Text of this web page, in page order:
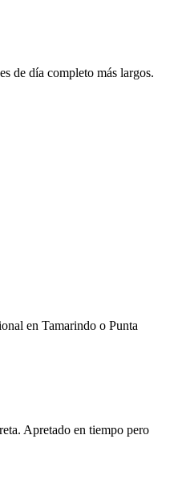
de día completo más largos.
en Tamarindo o Punta
Apretado en tiempo pero